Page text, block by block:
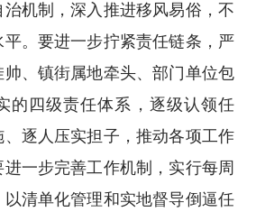
机制，深入推进移风易俗，不
平。要进一步拧紧责任链条，严
、镇街属地牵头、部门单位包
的四级责任体系，逐级认领任
逐人压实担子，推动各项工作
一步完善工作机制，实行每周
清单化管理和实地督导倒逼任